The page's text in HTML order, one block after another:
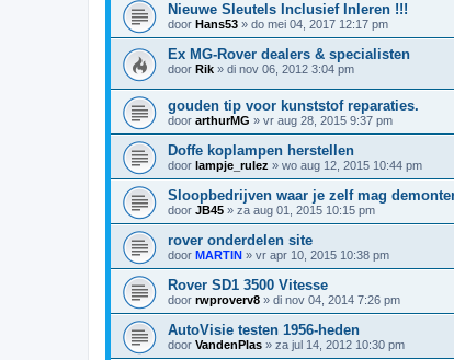
Nieuwe Sleutels Inclusief Inleren !!!
door Hans53 » do mei 04, 2017 12:17 pm
Ex MG-Rover dealers & specialisten
door Rik » di nov 06, 2012 3:04 pm
gouden tip voor kunststof reparaties.
door arthurMG » vr aug 28, 2015 9:37 pm
Doffe koplampen herstellen
door lampje_rulez » wo aug 12, 2015 10:44 pm
Sloopbedrijven waar je zelf mag
door JB45 » za aug 01, 2015 10:15 pm
rover onderdelen site
door MARTIN » vr apr 10, 2015 10:38 pm
Rover SD1 3500 Vitesse
door rwproverv8 » di nov 04, 2014 7:26 pm
AutoVisie testen 1956-heden
door VandenPlas » za jul 14, 2012 10:30 pm